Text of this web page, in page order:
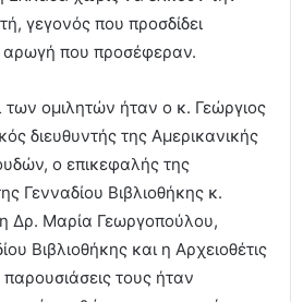
γεγονός που προσδίδει
αρωγή που προσέφεραν.
των ομιλητών ήταν ο κ. Γεώργιος
διευθυντής της Αμερικανικής
o επικεφαλής της
Γενναδίου Βιβλιοθήκης κ.
Δρ. Μαρία Γεωργοπούλου,
Βιβλιοθήκης και η Αρχειοθέτις
τους ήταν